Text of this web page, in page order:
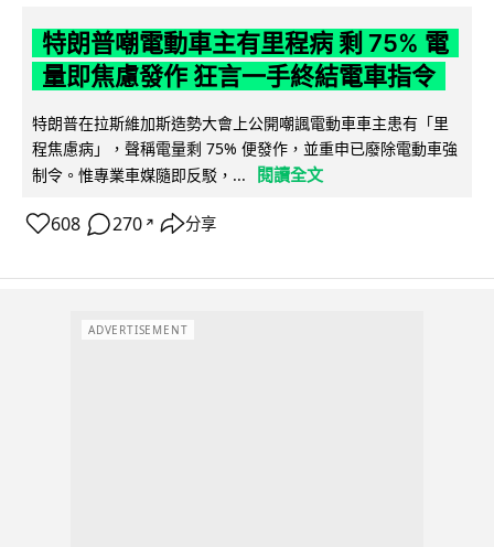
特朗普嘲電動車主有里程病 剩 75% 電
量即焦慮發作 狂言一手終結電車指令
特朗普在拉斯維加斯造勢大會上公開嘲諷電動車車主患有「里
程焦慮病」，聲稱電量剩 75% 便發作，並重申已廢除電動車強
制令。惟專業車媒隨即反駁，...
閱讀全文
608 270 ↗ 分享
ADVERTISEMENT